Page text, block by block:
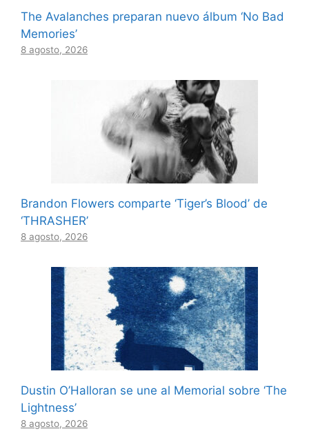
The Avalanches preparan nuevo álbum ‘No Bad
Memories’
8 agosto, 2026
Brandon Flowers comparte ‘Tiger’s Blood’ de
‘THRASHER’
8 agosto, 2026
Dustin O’Halloran se une al Memorial sobre ‘The
Lightness’
8 agosto, 2026